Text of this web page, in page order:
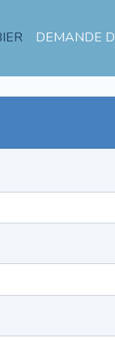
DEMANDE